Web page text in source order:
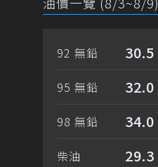
92 無鉛 30.5
95 無鉛 32.0
98 無鉛 34.0
柴油 29.3